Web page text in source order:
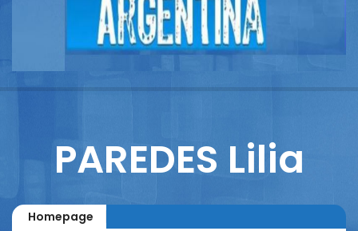
Reportajes
Columnistas
PAREDES Lilia
Homepage